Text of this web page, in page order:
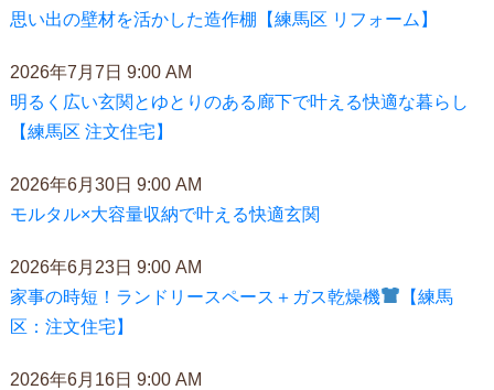
思い出の壁材を活かした造作棚【練馬区 リフォーム】
2026年7月7日 9:00 AM
明るく広い玄関とゆとりのある廊下で叶える快適な暮らし
【練馬区 注文住宅】
2026年6月30日 9:00 AM
モルタル×大容量収納で叶える快適玄関
2026年6月23日 9:00 AM
家事の時短！ランドリースペース＋ガス乾燥機
【練馬
区：注文住宅】
2026年6月16日 9:00 AM